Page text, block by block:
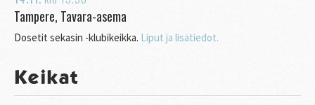
Tampere, Tavara-asema
Dosetit sekasin -klubikeikka. Liput ja lisätiedot.
Keikat